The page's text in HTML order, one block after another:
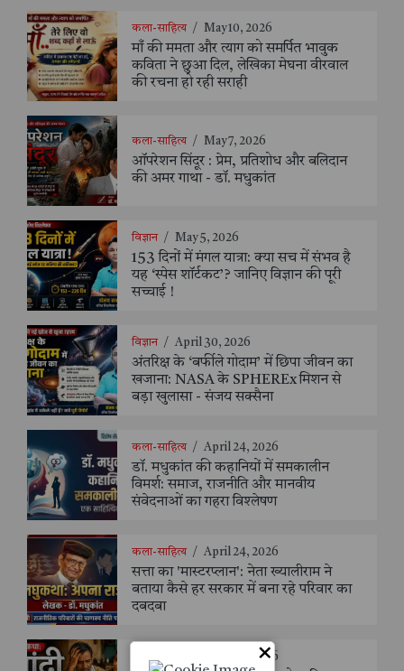
कला-साहित्य / May 10, 2026
माँ की ममता और त्याग को समर्पित भावुक
कविता ने छुआ दिल, लेखिका मेघना वीरवाल
की रचना हो रही सराही
कला-साहित्य / May 7, 2026
ऑपरेशन सिंदूर : प्रेम, प्रतिशोध और बलिदान
की अमर गाथा - डॉ. मधुकांत
विज्ञान / May 5, 2026
153 दिनों में मंगल यात्रा: क्या सच में संभव है
यह ‘स्पेस शॉर्टकट’? जानिए विज्ञान की पूरी
सच्चाई !
विज्ञान / April 30, 2026
अंतरिक्ष के ‘बर्फीले गोदाम’ में छिपा जीवन का
खजाना: NASA के SPHEREx मिशन से
बड़ा खुलासा - संजय सक्सैना
कला-साहित्य / April 24, 2026
डॉ. मधुकांत की कहानियों में समकालीन
विमर्श: समाज, राजनीति और मानवीय
संवेदनाओं का गहरा विश्लेषण
कला-साहित्य / April 24, 2026
सत्ता का 'मास्टरप्लान': नेता ख्यालीराम ने
बताया कैसे हर सरकार में बना रहे परिवार का
दबदबा
April 24, 2026
×